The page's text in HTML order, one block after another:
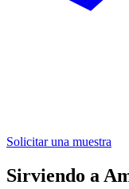
Solicitar una muestra
Sirviendo a